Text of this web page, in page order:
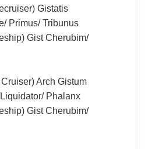
Gistatis
Primus/ Tribunus
Gist Cherubim/
Arch Gistum
Phalanx
Gist Cherubim/